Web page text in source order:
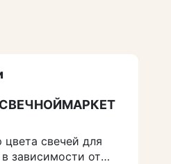
цвета свечей для
зависимости от